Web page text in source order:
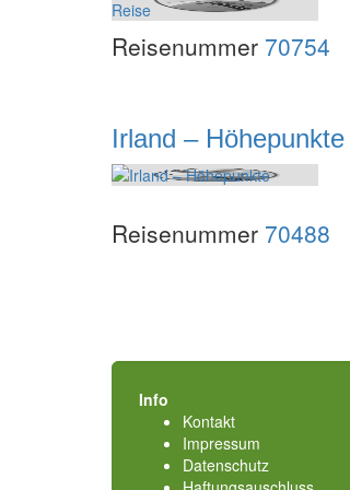
Reisenummer 70754
Irland – Höhepunkte
Reisenummer 70488
Info
Kontakt
Impressum
Datenschutz